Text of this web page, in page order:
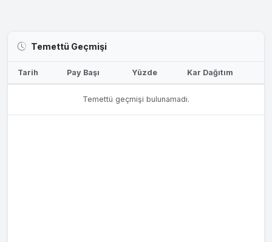
Temettü Geçmişi
Tarih Pay Başı Yüzde Kar Dağıtım
Temettü geçmişi bulunamadı.